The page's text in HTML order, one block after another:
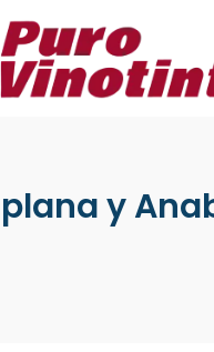
y